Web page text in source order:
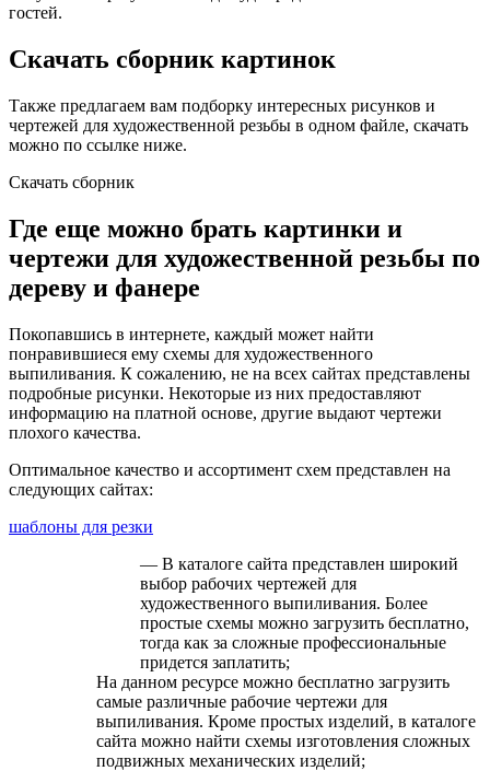
гостей.
Скачать сборник картинок
Также предлагаем вам подборку интересных рисунков и
чертежей для художественной резьбы в одном файле, скачать
можно по ссылке ниже.
Скачать сборник
Где еще можно брать картинки и
чертежи для художественной резьбы по
дереву и фанере
Покопавшись в интернете, каждый может найти
понравившиеся ему схемы для художественного
выпиливания. К сожалению, не на всех сайтах представлены
подробные рисунки. Некоторые из них предоставляют
информацию на платной основе, другие выдают чертежи
плохого качества.
Оптимальное качество и ассортимент схем представлен на
следующих сайтах:
шаблоны для резки
— В каталоге сайта представлен широкий
выбор рабочих чертежей для
художественного выпиливания. Более
простые схемы можно загрузить бесплатно,
тогда как за сложные профессиональные
придется заплатить;
На данном ресурсе можно бесплатно загрузить
самые различные рабочие чертежи для
выпиливания. Кроме простых изделий, в каталоге
сайта можно найти схемы изготовления сложных
подвижных механических изделий;